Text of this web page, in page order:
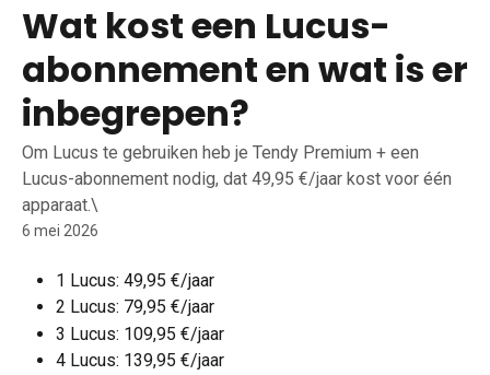
Wat kost een Lucus-
abonnement en wat is er
inbegrepen?
Om Lucus te gebruiken heb je Tendy Premium + een
Lucus-abonnement nodig, dat 49,95 €/jaar kost voor één
apparaat.\
6 mei 2026
1 Lucus: 49,95 €/jaar
2 Lucus: 79,95 €/jaar
3 Lucus: 109,95 €/jaar
4 Lucus: 139,95 €/jaar